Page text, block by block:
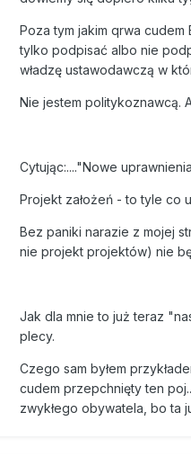
Poza tym jakim qrwa
tylko podpisać albo nie
władzę ustawodawczą w
Nie jestem politykoznawcą.
Cytując:...."Nowe
Projekt założeń - to tyle co
Bez paniki narazie z mojej
nie projekt projektów) nie
Jak dla mnie to już teraz
plecy.
Czego sam byłem
cudem przepchnięty ten
zwykłego obywatela, bo ta